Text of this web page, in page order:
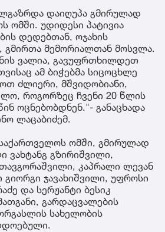
დაიღუპა გმირულად
ომში. უდიდესი პატივია
დედებთან, ოჯახის
გმირთა მემორიალთან მოსვლა.
ვალია, გავუფრთხილდეთ
ამ ბიჭებმა სიცოცხლე
ძლიერი, მშვიდობიანი,
როგორზეც ჩვენი 20 წლის
ოცნებობდნენ."- განაცხადა
ლაცაბიძემ.
ომში, გმირულად
ვახტანგ გზირიშვილი,
თავგორაშვილი, კაპრალი ლევან
გიორგი ჯავახიშვილი, უფროსი
და სერჟანტი ბესიკ
გარდაცვალების
სახელობის